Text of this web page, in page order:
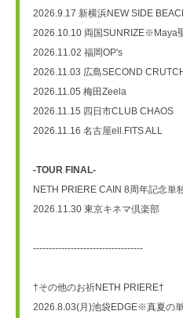
2026.9.17 新横浜NEW SIDE
2026.10.10 両国SUNRIZE※Maya
2026.11.02 福岡OP's
2026.11.03 広島SECOND
2026.11.05 梅田Zeela
2026.11.15 四日市CLUB CHAOS
2026.11.16 名古屋ell.FITS ALL
-TOUR FINAL-
NETH PRIERE CAIN 8周年記念単
2026.11.30 東京キネマ倶楽部
-----------------------------------
†その他のお祈NETH PRIERE†
2026.8.03(月)池袋EDGE※真夏の